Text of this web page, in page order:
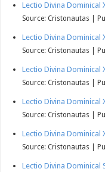
Lectio Divina Dominical
Source: Cristonautas
Lectio Divina Dominical
Source: Cristonautas
Lectio Divina
Source: Cristonautas
Lectio Divina
Source: Cristonautas
Lectio Divina Dominical
Source: Cristonautas
Lectio Divina Dominical